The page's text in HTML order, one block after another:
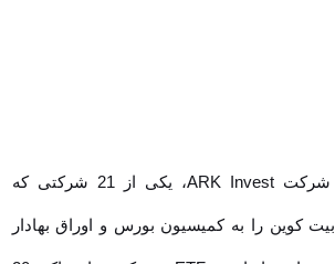
کتی وود مدیر عامل شرکت ARK Invest، یکی از 21 شرکتی که
درخواست تایید ETF بیت کوین را به کمیسیون بورس و اوراق بهادار